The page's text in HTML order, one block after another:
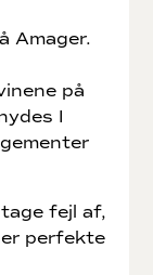
Amager.
på
I
fejl af,
perfekte